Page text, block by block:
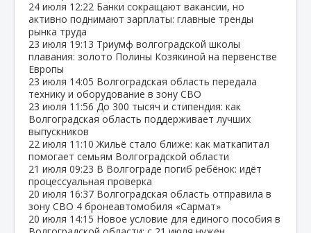
24 июля 12:22 Банки сокращают вакансии, но
активно поднимают зарплаты: главные тренды
рынка труда
23 июля 19:13 Триумф волгоградской школы
плавания: золото Полины Козякиной на первенстве
Европы
23 июля 14:05 Волгоградская область передала
технику и оборудование в зону СВО
23 июля 11:56 До 300 тысяч и стипендия: как
Волгоградская область поддерживает лучших
выпускников
22 июля 11:10 Жильё стало ближе: как маткапитал
помогает семьям Волгоградской области
21 июля 09:23 В Волгограде погиб ребёнок: идёт
процессуальная проверка
20 июля 16:37 Волгоградская область отправила в
зону СВО 4 бронеавтомобиля «Сармат»
20 июля 14:15 Новое условие для единого пособия в